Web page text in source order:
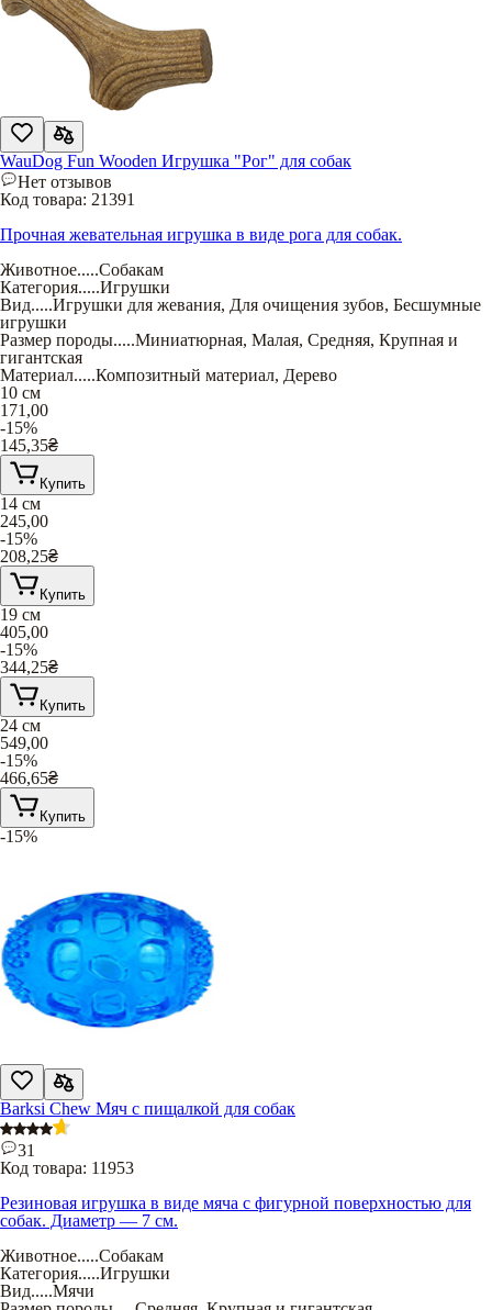
WauDog Fun Wooden Игрушка "Рог" для собак
Нет отзывов
Код товара: 21391
Прочная жевательная игрушка в виде рога для собак.
Животное.....Собакам
Категория.....Игрушки
Вид.....Игрушки для жевания, Для очищения зубов, Бесшумные
игрушки
Размер породы.....Миниатюрная, Малая, Средняя, Крупная и
гигантская
Материал.....Композитный материал, Дерево
10 см
171,00
-15%
145,35₴
Купить
14 см
245,00
-15%
208,25₴
Купить
19 см
405,00
-15%
344,25₴
Купить
24 см
549,00
-15%
466,65₴
Купить
-15%
Barksi Chew Мяч с пищалкой для собак
31
Код товара: 11953
Резиновая игрушка в виде мяча с фигурной поверхностью для
собак. Диаметр — 7 см.
Животное.....Собакам
Категория.....Игрушки
Вид.....Мячи